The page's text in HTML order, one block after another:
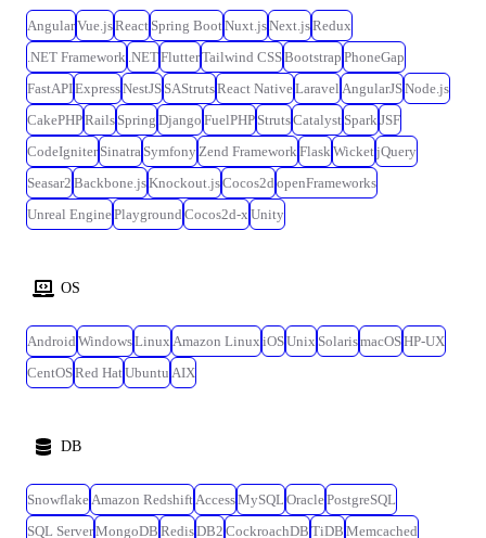
フラ・共通基盤> ・クラウド:AWS(ECS / Fargate / ELB / S3 / RDS /
CloudFront) ・データベース:PostgreSQL ・インフラ管理:Pulumi ・その
他:Docker / GitHub / Backlog / Slack ・AIツール:Copilot / Cursor / Codex /
Claude Code ・OS:Windows / Mac(選択可) ・開発手法:アジャイル <デザイ
ン・プロトタイピング> ・デザインツール:Figma(全社横断でのUI/UXデ
ザイン、プロトタイプ作成、デザインシステム構築に活用)
AngularVue.jsReact Spring BootNuxt.jsNext.jsRedux
.NET Framework .NETFlutterTailwind CSSBootstrap PhoneGap
FastAPIExpressNestJS SAStrutsReact NativeLaravel AngularJSNode.js
CakePHPRails Spring Django FuelPHP StrutsCatalyst SparkJSF
CodeIgniter Sinatra SymfonyZend FrameworkFlaskWicketjQuery
Seasar2 Backbone.jsKnockout.jsCocos2d openFrameworks
Unreal EnginePlayground Cocos2d-x Unity
OS
Android WindowsLinux Amazon Linux iOSUnix SolarismacOSHP-UX
CentOSRed HatUbuntu AIX
DB
SnowflakeAmazon RedshiftAccessMySQL OraclePostgreSQL
SQL ServerMongoDB RedisDB2 CockroachDB TiDB Memcached